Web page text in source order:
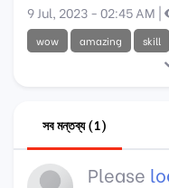
9 Jul, 2023 - 02:45 AM |
wow amazing skill
সব মন্তব্য (1)
Please